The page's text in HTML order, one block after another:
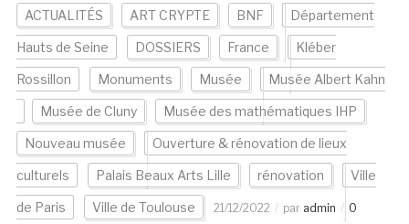
ACTUALITÉS ART CRYPTE BNF Département
Hauts de Seine DOSSIERS France Kléber
Rossillon Monuments Musée Musée Albert Kahn
Musée de Cluny Musée des mathématiques IHP
Nouveau musée Ouverture & rénovation de lieux
culturels Palais Beaux Arts Lille rénovation Ville
de Paris Ville de Toulouse 21/12/2022 par admin
0